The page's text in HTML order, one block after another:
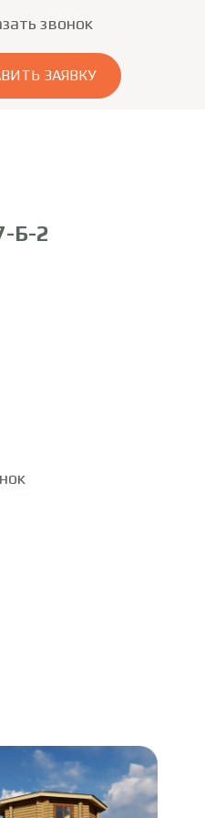
ЗАЯВКУ
звонок
Б-2